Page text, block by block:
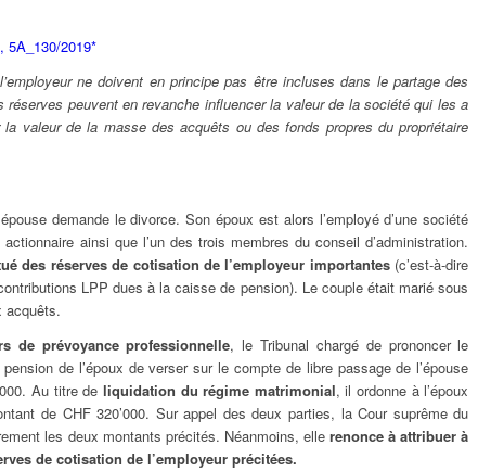
5A_130/2019*
ne doivent en principe pas être incluses dans le partage des
peuvent en revanche influencer la valeur de la société qui les a
valeur de la masse des acquêts ou des fonds propres du propriétaire
demande le divorce. Son époux est alors l’employé d’une société
ainsi que l’un des trois membres du conseil d’administration.
des réserves de cotisation de l’employeur importantes(c’est-à-dire
LPP dues à la caisse de pension). Le couple était marié sous
acquêts.
de prévoyance professionnelle, le Tribunal chargé de prononcer le
de l’époux de verser sur le compte de libre passage de l’épouse
Au titre de liquidation du régime matrimonial, il ordonne à l’époux
de CHF 320’000. Sur appel des deux parties, la Cour suprême du
les deux montants précités. Néanmoins, ellerenonce à attribuer à
de cotisation de l’employeur précitées.